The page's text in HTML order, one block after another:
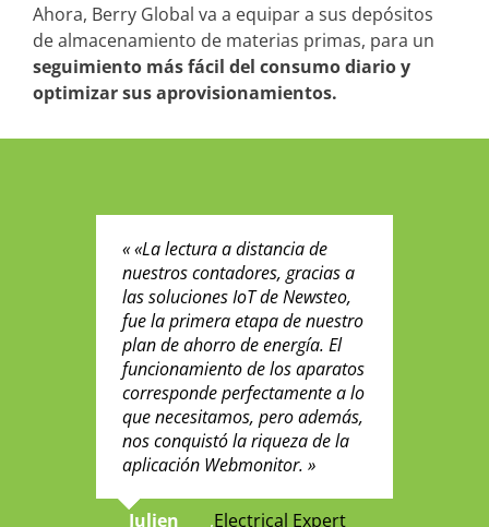
Ahora, Berry Global va a equipar a sus depósitos
de almacenamiento de materias primas, para un
seguimiento más fácil del consumo diario y
optimizar sus aprovisionamientos.
« «La lectura a distancia de
nuestros contadores, gracias a
las soluciones IoT de Newsteo,
fue la primera etapa de nuestro
plan de ahorro de energía. El
funcionamiento de los aparatos
corresponde perfectamente a lo
que necesitamos, pero además,
nos conquistó la riqueza de la
aplicación Webmonitor. »
Julien ,Electrical Expert